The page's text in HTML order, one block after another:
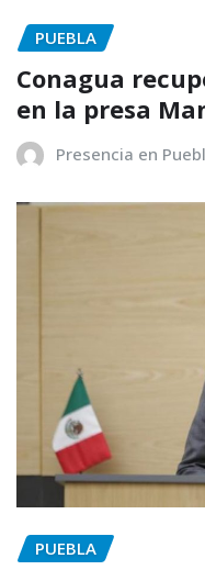
PUEBLA
Conagua
en la presa
Presencia en
PUEBLA